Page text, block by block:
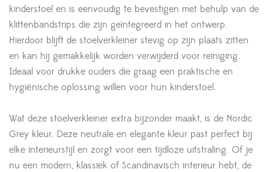
kinderstoel en is eenvoudig te bevestigen met behulp van de
klittenbandstrips die zijn geïntegreerd in het ontwerp.
Hierdoor blijft de stoelverkleiner stevig op zijn plaats zitten
en kan hij gemakkelijk worden verwijderd voor reiniging.
Ideaal voor drukke ouders die graag een praktische en
hygiënische oplossing willen voor hun kinderstoel.
Wat deze stoelverkleiner extra bijzonder maakt, is de Nordic
Grey kleur. Deze neutrale en elegante kleur past perfect bij
elke interieurstijl en zorgt voor een tijdloze uitstraling. Of je
nu een modern, klassiek of Scandinavisch interieur hebt, de